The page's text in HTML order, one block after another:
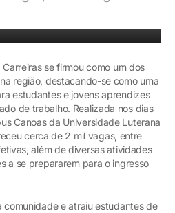
se firmou como um dos
região, destacando-se como uma
estudantes e jovens aprendizes
de trabalho. Realizada nos dias
Canoas da Universidade Luterana
cerca de 2 mil vagas, entre
além de diversas atividades
a se prepararem para o ingresso
e atraiu estudantes de